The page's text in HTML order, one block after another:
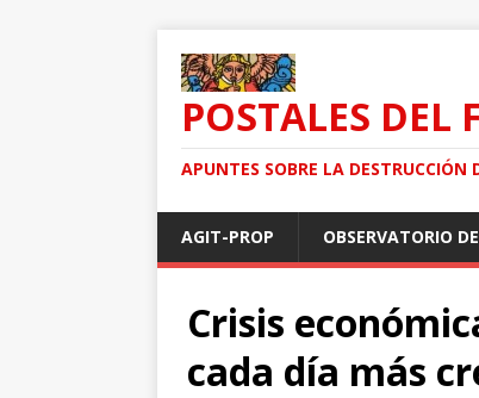
POSTALES DEL
APUNTES SOBRE LA
AGIT-PROP OBSERVATORIO
Crisis
cada día más